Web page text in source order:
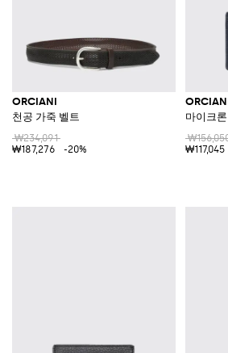
ORCIANI
천공 가죽 벨트
₩234,091
₩187,276
-20%
마이크
₩117,045